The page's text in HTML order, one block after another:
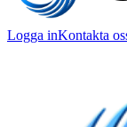
Logga inKontakta